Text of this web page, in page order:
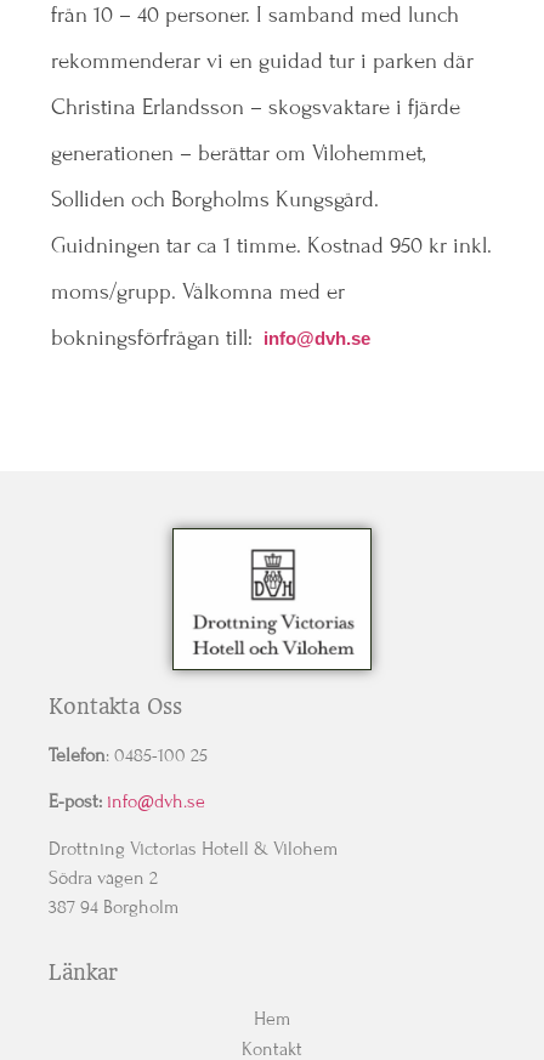
från 10 – 40 personer. I samband med lunch
rekommenderar vi en guidad tur i parken där
Christina Erlandsson – skogsvaktare i fjärde
generationen – berättar om Vilohemmet,
Solliden och Borgholms Kungsgård.
Guidningen tar ca 1 timme. Kostnad 950 kr inkl.
moms/grupp. Välkomna med er
bokningsförfrågan till:
info@dvh.se
Kontakta Oss
Telefon: 0485-100 25
E-post: info@dvh.se
Drottning Victorias Hotell & Vilohem
Södra vägen 2
387 94 Borgholm
Länkar
Hem
Kontakt